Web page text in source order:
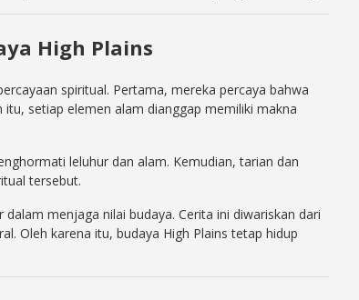
High Plains
spiritual. Pertama, mereka percaya bahwa
setiap elemen alam dianggap memiliki makna
leluhur dan alam. Kemudian, tarian dan
tersebut.
menjaga nilai budaya. Cerita ini diwariskan dari
Oleh karena itu, budaya High Plains tetap hidup